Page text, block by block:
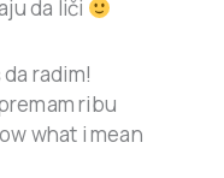
da liči
radim!
ribu
what i mean